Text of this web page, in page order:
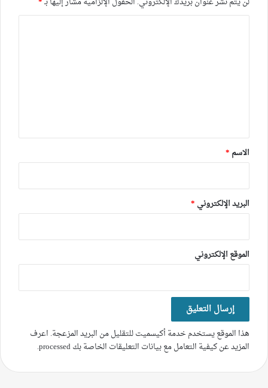
*
الاسم *
البريد الإلكتروني *
الموقع الإلكتروني
هذا الموقع يستخدم خدمة أكيسميت للتقليل من البريد المزعجة. اعرف
المزيد عن كيفية التعامل مع بيانات التعليقات الخاصة بك processed
.